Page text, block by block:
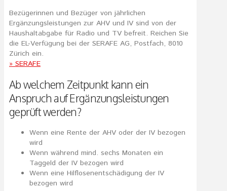
Bezügerinnen und Bezüger von jährlichen
Ergänzungsleistungen zur AHV und IV sind von der
Haushaltabgabe für Radio und TV befreit. Reichen Sie
die EL-Verfügung bei der SERAFE AG, Postfach, 8010
Zürich ein.
» SERAFE
Ab welchem Zeitpunkt kann ein
Anspruch auf Ergänzungsleistungen
geprüft werden?
Wenn eine Rente der AHV oder der IV bezogen
wird
Wenn während mind. sechs Monaten ein
Taggeld der IV bezogen wird
Wenn eine Hilflosenentschädigung der IV
bezogen wird